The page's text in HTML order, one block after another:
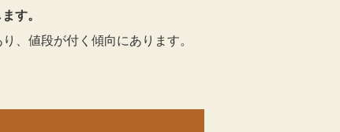
す。
、値段が付く傾向にあります。